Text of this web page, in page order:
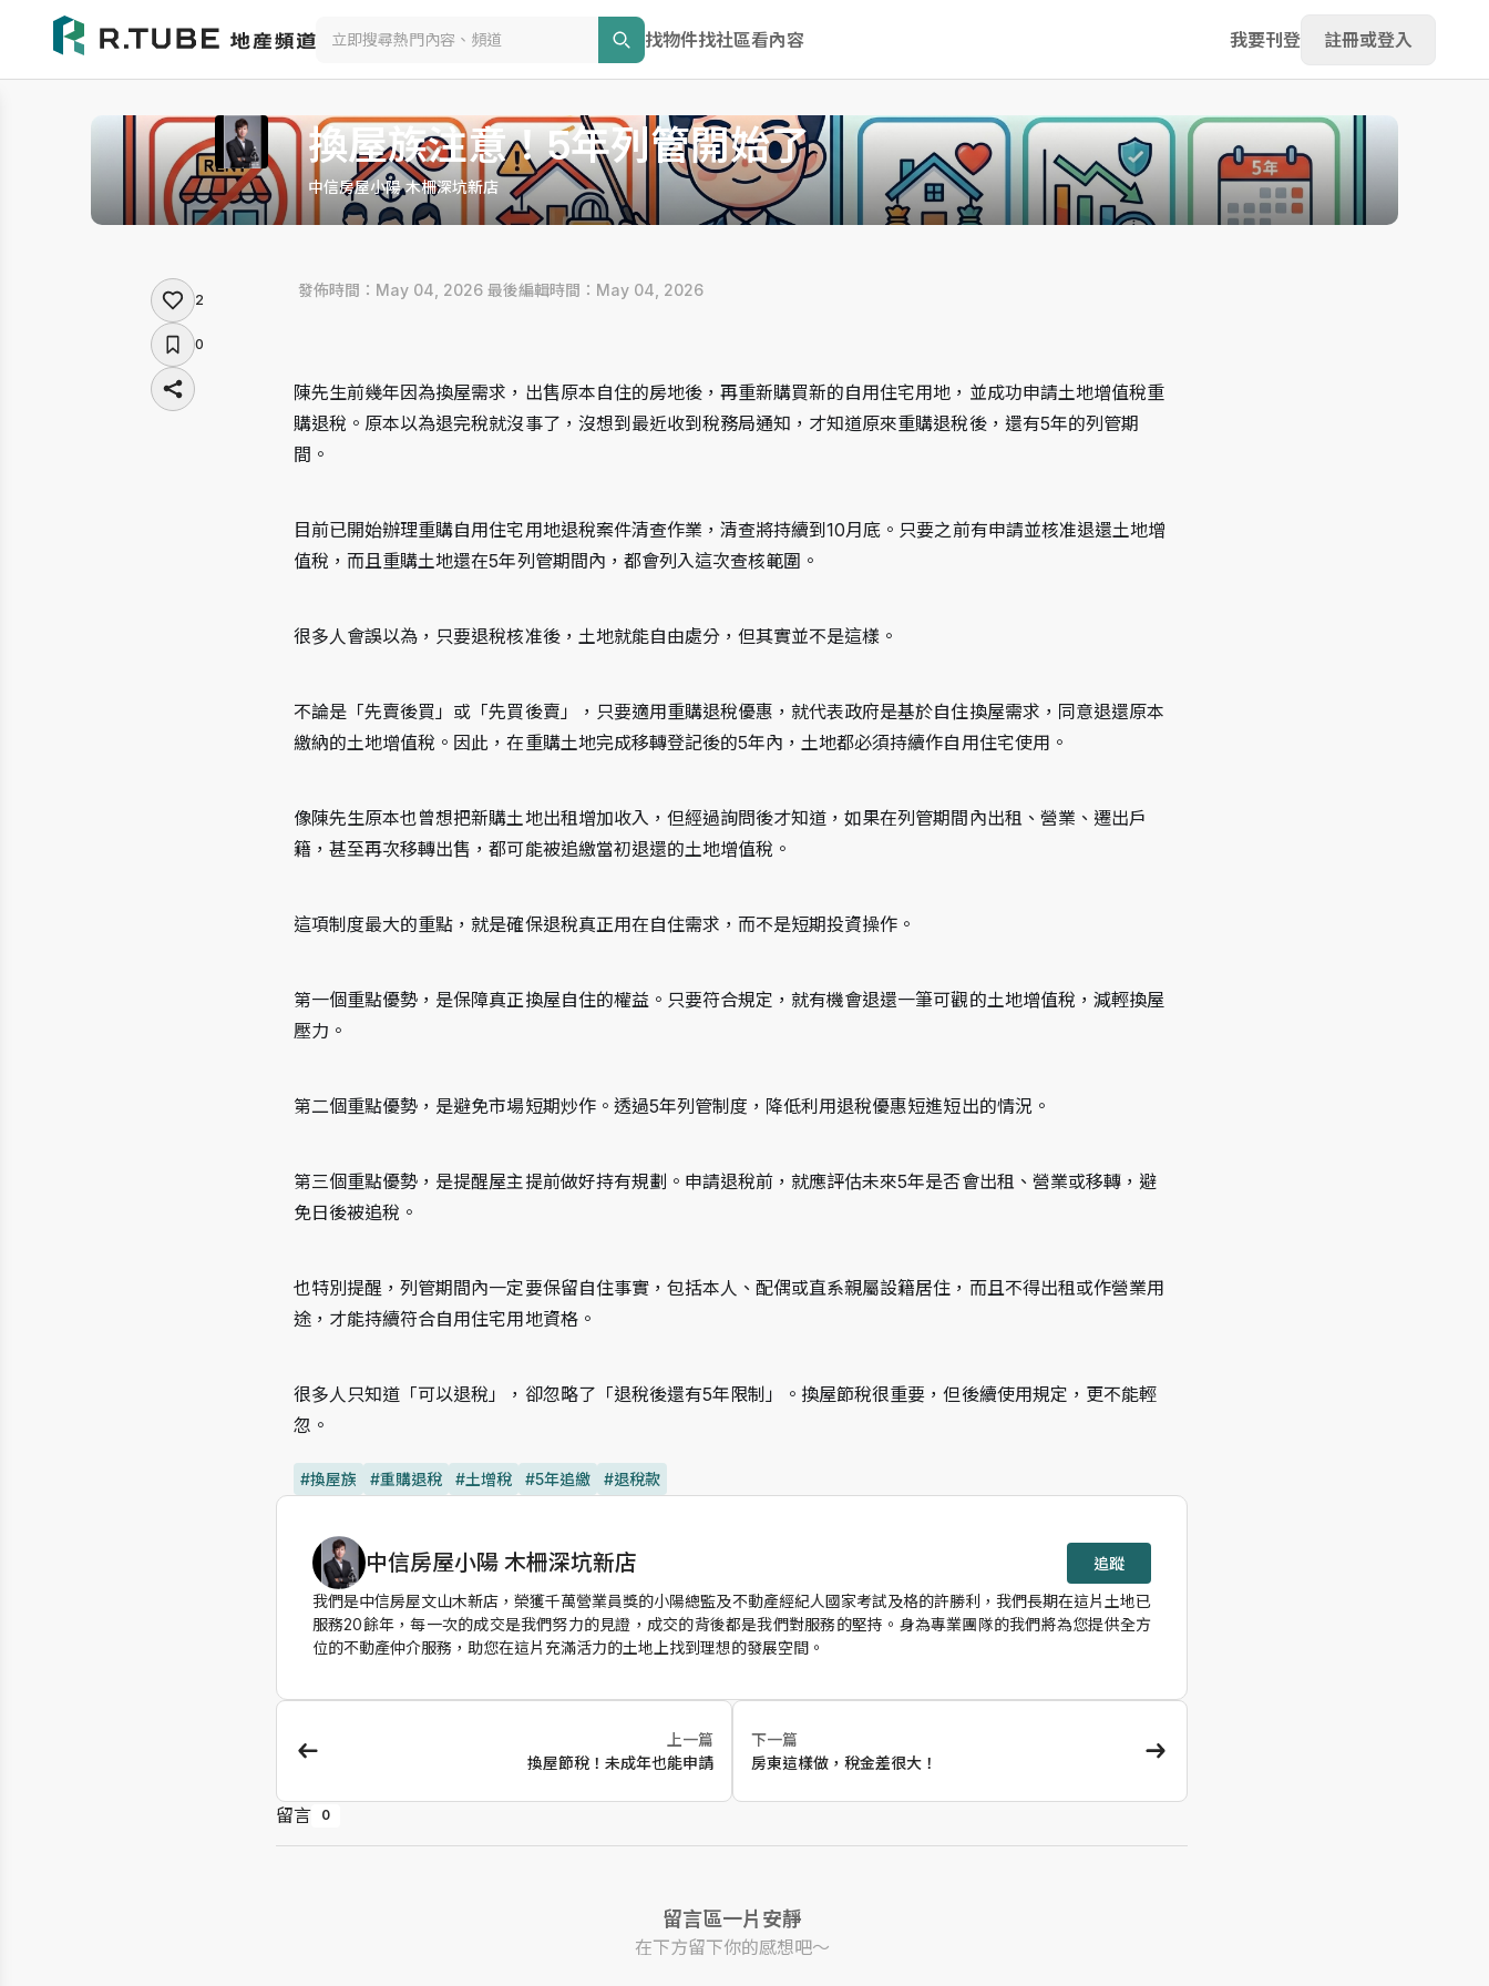
找物件找社區看內容 我要刊登 註冊或登入
換屋族注意！5年列管開始了
中信房屋小陽 木柵深坑新店
2
0
發佈時間：May 04, 2026 最後編輯時間：May 04, 2026
陳先生前幾年因為換屋需求，出售原本自住的房地後，再重新購買新的自用住宅用地，並成功申請土地增值稅重
購退稅。原本以為退完稅就沒事了，沒想到最近收到稅務局通知，才知道原來重購退稅後，還有5年的列管期
間。
目前已開始辦理重購自用住宅用地退稅案件清查作業，清查將持續到10月底。只要之前有申請並核准退還土地增
值稅，而且重購土地還在5年列管期間內，都會列入這次查核範圍。
很多人會誤以為，只要退稅核准後，土地就能自由處分，但其實並不是這樣。
不論是「先賣後買」或「先買後賣」，只要適用重購退稅優惠，就代表政府是基於自住換屋需求，同意退還原本
繳納的土地增值稅。因此，在重購土地完成移轉登記後的5年內，土地都必須持續作自用住宅使用。
像陳先生原本也曾想把新購土地出租增加收入，但經過詢問後才知道，如果在列管期間內出租、營業、遷出戶
籍，甚至再次移轉出售，都可能被追繳當初退還的土地增值稅。
這項制度最大的重點，就是確保退稅真正用在自住需求，而不是短期投資操作。
第一個重點優勢，是保障真正換屋自住的權益。只要符合規定，就有機會退還一筆可觀的土地增值稅，減輕換屋
壓力。
第二個重點優勢，是避免市場短期炒作。透過5年列管制度，降低利用退稅優惠短進短出的情況。
第三個重點優勢，是提醒屋主提前做好持有規劃。申請退稅前，就應評估未來5年是否會出租、營業或移轉，避
免日後被追稅。
也特別提醒，列管期間內一定要保留自住事實，包括本人、配偶或直系親屬設籍居住，而且不得出租或作營業用
途，才能持續符合自用住宅用地資格。
很多人只知道「可以退稅」，卻忽略了「退稅後還有5年限制」。換屋節稅很重要，但後續使用規定，更不能輕
忽。
#換屋族 #重購退稅 #土增稅 #5年追繳 #退稅款
作者資訊中信房屋小陽 木柵深坑新店 追蹤
我們是中信房屋文山木新店，榮獲千萬營業員獎的小陽總監及不動產經紀人國家考試及格的許勝利，我們長期在這片土地已
服務20餘年，每一次的成交是我們努力的見證，成交的背後都是我們對服務的堅持。身為專業團隊的我們將為您提供全方
位的不動產仲介服務，助您在這片充滿活力的土地上找到理想的發展空間。
上一篇
換屋節稅！未成年也能申請
下一篇
房東這樣做，稅金差很大！
留言 0
留言區一片安靜
在下方留下你的感想吧～